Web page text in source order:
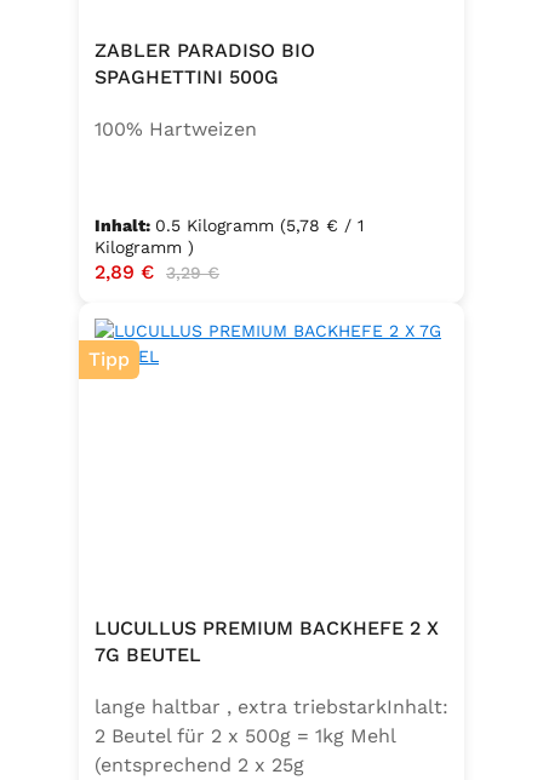
ZABLER PARADISO BIO
SPAGHETTINI 500G
100% Hartweizen
Inhalt: 0.5 Kilogramm (5,78 € / 1
Kilogramm )
Verkaufspreis:
2,89 € Regulärer Preis:
3,29 €
Tipp
LUCULLUS PREMIUM BACKHEFE 2 X
7G BEUTEL
lange haltbar , extra triebstarkInhalt:
2 Beutel für 2 x 500g = 1kg Mehl
(entsprechend 2 x 25g